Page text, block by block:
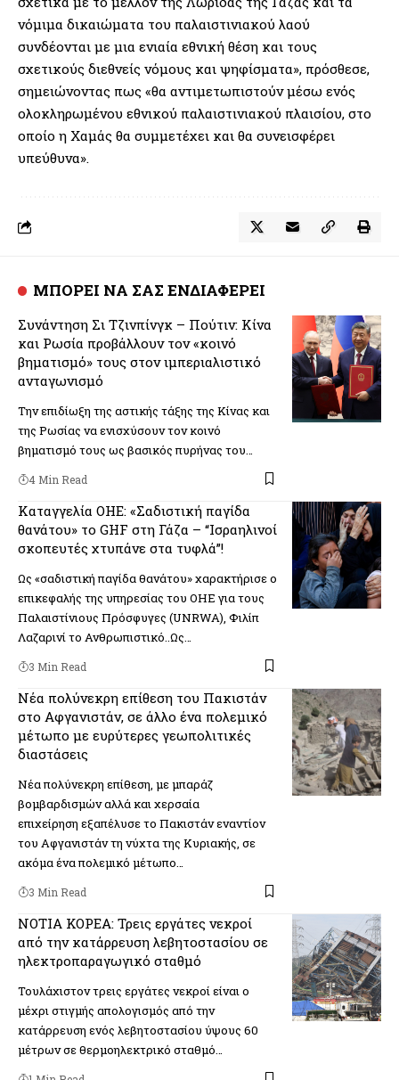
νόμιμα δικαιώματα του παλαιστινιακού λαού
συνδέονται με μια ενιαία εθνική θέση και τους
σχετικούς διεθνείς νόμους και ψηφίσματα», πρόσθεσε,
σημειώνοντας πως «θα αντιμετωπιστούν μέσω ενός
ολοκληρωμένου εθνικού παλαιστινιακού πλαισίου, στο
οποίο η Χαμάς θα συμμετέχει και θα συνεισφέρει
υπεύθυνα».
ΜΠΟΡΕΙ ΝΑ ΣΑΣ ΕΝΔΙΑΦΕΡΕΙ
Συνάντηση Σι Τζινπίνγκ – Πούτιν: Κίνα
και Ρωσία προβάλλουν τον «κοινό
βηματισμό» τους στον ιμπεριαλιστικό
ανταγωνισμό
Την επιδίωξη της αστικής τάξης της Κίνας και
της Ρωσίας να ενισχύσουν τον κοινό
βηματισμό τους ως βασικός πυρήνας του…
4 Min Read
Καταγγελία ΟΗΕ: «Σαδιστική παγίδα
θανάτου» το GHF στη Γάζα – “Ισραηλινοί
σκοπευτές χτυπάνε στα τυφλά”!
Ως «σαδιστική παγίδα θανάτου» χαρακτήρισε ο
επικεφαλής της υπηρεσίας του ΟΗΕ για τους
Παλαιστίνιους Πρόσφυγες (UNRWA), Φιλίπ
Λαζαρινί το Ανθρωπιστικό..Ως…
3 Min Read
Νέα πολύνεκρη επίθεση του Πακιστάν
στο Αφγανιστάν, σε άλλο ένα πολεμικό
μέτωπο με ευρύτερες γεωπολιτικές
διαστάσεις
Νέα πολύνεκρη επίθεση, με μπαράζ
βομβαρδισμών αλλά και χερσαία
επιχείρηση εξαπέλυσε το Πακιστάν εναντίον
του Αφγανιστάν τη νύχτα της Κυριακής, σε
ακόμα ένα πολεμικό μέτωπο…
3 Min Read
ΝΟΤΙΑ ΚΟΡΕΑ: Τρεις εργάτες νεκροί
από την κατάρρευση λεβητοστασίου σε
ηλεκτροπαραγωγικό σταθμό
Τουλάχιστον τρεις εργάτες νεκροί είναι ο
μέχρι στιγμής απολογισμός από την
κατάρρευση ενός λεβητοστασίου ύψους 60
μέτρων σε θερμοηλεκτρικό σταθμό…